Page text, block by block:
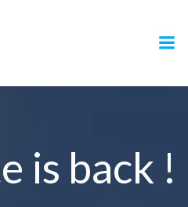
is back !